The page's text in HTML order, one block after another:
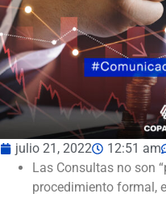
julio 21, 2022 12:51 am
Las Consultas no son
procedimiento formal,